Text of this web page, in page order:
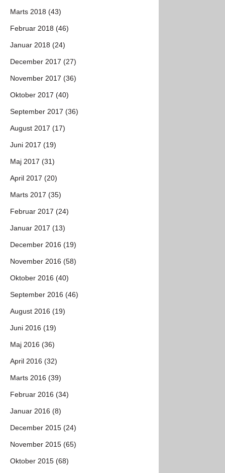
Marts 2018 (43)
Februar 2018 (46)
Januar 2018 (24)
December 2017 (27)
November 2017 (36)
Oktober 2017 (40)
September 2017 (36)
August 2017 (17)
Juni 2017 (19)
Maj 2017 (31)
April 2017 (20)
Marts 2017 (35)
Februar 2017 (24)
Januar 2017 (13)
December 2016 (19)
November 2016 (58)
Oktober 2016 (40)
September 2016 (46)
August 2016 (19)
Juni 2016 (19)
Maj 2016 (36)
April 2016 (32)
Marts 2016 (39)
Februar 2016 (34)
Januar 2016 (8)
December 2015 (24)
November 2015 (65)
Oktober 2015 (68)